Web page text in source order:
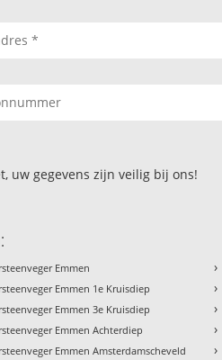
uw gegevens zijn veilig bij ons!
Emmen
Emmen 1e Kruisdiep
Emmen 3e Kruisdiep
Emmen Achterdiep
Emmen Amsterdamscheveld
›
›
›
›
›